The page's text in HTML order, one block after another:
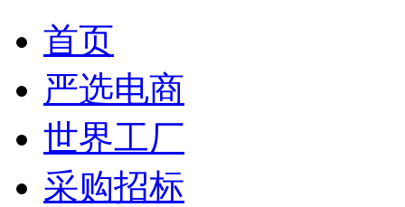
首页
严选电商
世界工厂
采购招标